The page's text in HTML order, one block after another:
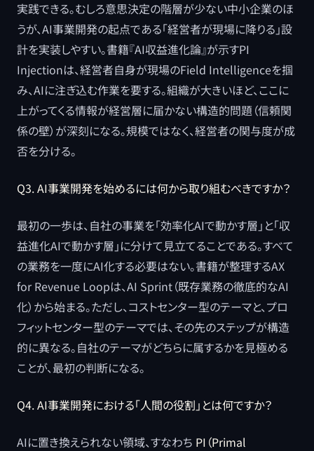
実践できる。むしろ意思決定の階層が少ない中小企業のほ
うが、AI事業開発の起点である「経営者が現場に降りる」設
計を実装しやすい。書籍『AI収益進化論』が示すPI
Injectionは、経営者自身が現場のField Intelligenceを掴
み、AIに注ぎ込む作業を要する。組織が大きいほど、ここに
上がってくる情報が経営層に届かない構造的問題（信頼関
係の壁）が深刻になる。規模ではなく、経営者の関与度が成
否を分ける。
Q3. AI事業開発を始めるには何から取り組むべきですか？
最初の一歩は、自社の事業を「効率化AIで動かす層」と「収
益進化AIで動かす層」に分けて見立てることである。すべて
の業務を一度にAI化する必要はない。書籍が整理するAX
for Revenue Loopは、AI Sprint（既存業務の徹底的なAI
化）から始まる。ただし、コストセンター型のテーマと、プロ
フィットセンター型のテーマでは、その先のステップが構造
的に異なる。自社のテーマがどちらに属するかを見極める
ことが、最初の判断になる。
Q4. AI事業開発における「人間の役割」とは何ですか？
AIに置き換えられない領域、すなわち PI（Primal